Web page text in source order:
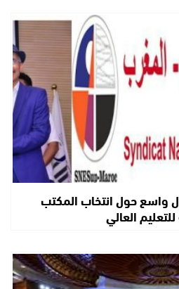
واسع حول انتخاب المكتب
العالي